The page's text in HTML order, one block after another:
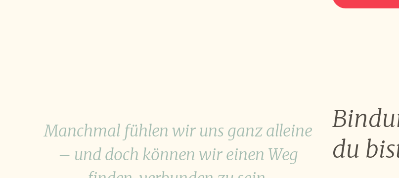
Manchmal fühlen wir uns ganz alleine
– und doch können wir einen Weg
du